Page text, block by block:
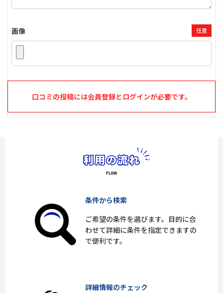
画像 任意
口コミの投稿には会員登録とログインが必要です。
条件から検索
ご希望の条件を選びます。目的に合
わせて詳細に条件を指定できますの
で便利です。
詳細情報のチェック